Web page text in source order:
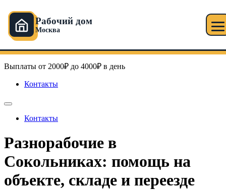
Рабочий дом
Москва
к
содержимому
Рабочий дом в Москве
Выплаты от 2000₽ до 4000₽ в день
Контакты
Контакты
Разнорабочие в
Сокольниках: помощь на
объекте, складе и переезде